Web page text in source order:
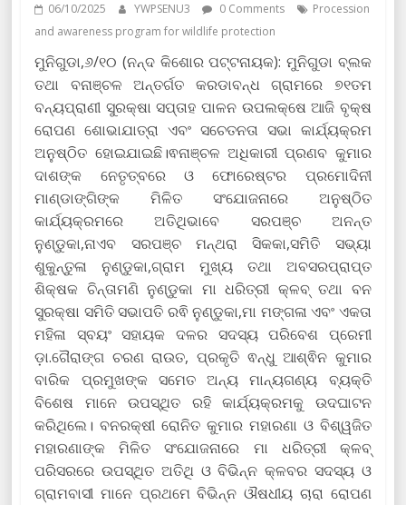
06/10/2025 YWPSENU3 0 Comments
Procession
and awareness program for wildlife protection
ମୁନିଗୁଡା,୬/୧୦ (ନନ୍ଦ କିଶୋର ପଟ୍ଟନାୟକ): ମୁନିଗୁଡା ବ୍ଲକ
ତଥା ବନାଞ୍ଚଳ ଅନ୍ତର୍ଗତ କରଡାବନ୍ଧ ଗ୍ରାମରେ ୭୧ତମ
ବନ୍ୟପ୍ରାଣୀ ସୁରକ୍ଷା ସପ୍ତାହ ପାଳନ ଉପଲକ୍ଷେ ଆଜି ବୃକ୍ଷ
ରୋପଣ ଶୋଭାଯାତ୍ରା ଏବଂ ସଚେତନତା ସଭା କାର୍ଯ୍ୟକ୍ରମ
ଅନୁଷ୍ଠିତ ହୋଇଯାଇଛି।ଵନାଞ୍ଚଳ ଅଧିକାରୀ ପ୍ରଣବ କୁମାର
ଦାଶଙ୍କ ନେତୃତ୍ବରେ ଓ ଫୋରେଷ୍ଟର ପ୍ରମୋଦିନୀ
ମାଣ୍ଡାଙ୍ଗିଙ୍କ ମିଳିତ ସଂଯୋଜନାରେ ଅନୁଷ୍ଠିତ
କାର୍ଯ୍ୟକ୍ରମରେ ଅତିଥିଭାବେ ସରପଞ୍ଚ ଅନନ୍ତ
ନୁଣ୍ଡୁକା,ନାଏବ ସରପଞ୍ଚ ମନ୍ଥରା ସିକକା,ସମିତି ସଭ୍ୟା
ଶୁକୁନ୍ତୁଳା ନୁଣ୍ଡୁକା,ଗ୍ରାମ ମୁଖ୍ୟ ତଥା ଅବସରପ୍ରାପ୍ତ
ଶିକ୍ଷକ ଚିନ୍ତାମଣି ନୁଣ୍ଡୁକା ମା ଧରିତ୍ରୀ କ୍ଳବ୍ ତଥା ବନ
ସୁରକ୍ଷା ସମିତି ସଭାପତି ରଵି ନୁଣ୍ଡୁକା,ମା ମଙ୍ଗଳା ଏବଂ ଏକତା
ମହିଳା ସ୍ବୟଂ ସହାୟକ ଦଳର ସଦସ୍ୟ ପରିବେଶ ପ୍ରେମୀ
ଡ଼ା.ଗୈରାଙ୍ଗ ଚରଣ ରାଉତ, ପ୍ରକୃତି ଵନ୍ଧୁ ଆଶ୍ଵିନ କୁମାର
ବାରିକ ପ୍ରମୁଖଙ୍କ ସମେତ ଅନ୍ୟ ମାନ୍ୟଗଣ୍ୟ ବ୍ୟକ୍ତି
ବିଶେଷ ମାନେ ଉପସ୍ଥିତ ରହି କାର୍ଯ୍ୟକ୍ରମକୁ ଉଦଘାଟନ
କରିଥିଲେ। ବନରକ୍ଷୀ ରୋନିତ କୁମାର ମହାରଣା ଓ ବିଶ୍ୱଜିତ
ମହାରଣାଙ୍କ ମିଳିତ ସଂଯୋଜନାରେ ମା ଧରିତ୍ରୀ କ୍ଳବ୍
ପରିସରରେ ଉପସ୍ଥିତ ଅତିଥି ଓ ବିଭିନ୍ନ କ୍ଳବର ସଦସ୍ୟ ଓ
ଗ୍ରାମବାସୀ ମାନେ ପ୍ରଥମେ ବିଭିନ୍ନ ଔଷଧୀୟ ଚାରା ରୋପଣ